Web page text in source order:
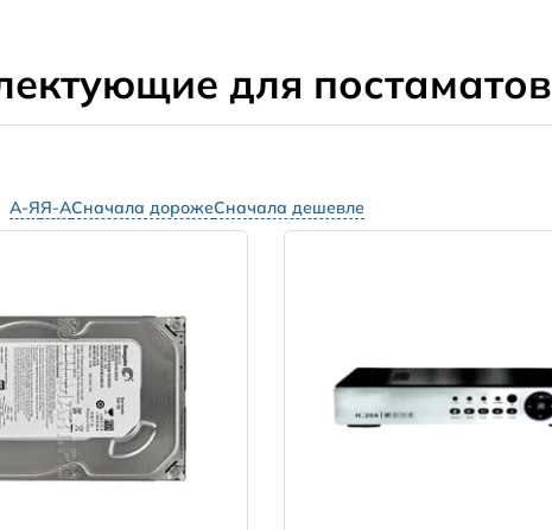
для постаматов
А-ЯЯ-АСначала дорожеСначала дешевле